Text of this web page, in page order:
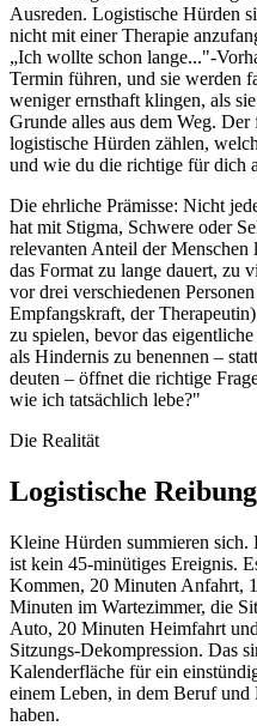
Ausreden. Logistische Hürden
nicht mit einer Therapie
„Ich wollte schon lange..."-
Termin führen, und sie werden
weniger ernsthaft klingen, als
Grunde alles aus dem Weg.
logistische Hürden zählen,
und wie du die richtige für dich
Die ehrliche Prämisse: Nicht
hat mit Stigma, Schwere oder
relevanten Anteil der
das Format zu lange dauert, zu
vor drei verschiedenen
Empfangskraft, der
zu spielen, bevor das
als Hindernis zu benennen –
deuten – öffnet die richtige
wie ich tatsächlich lebe?"
Die Realität
Logistische
Kleine Hürden summieren
ist kein 45-minütiges Ereignis.
Kommen, 20 Minuten Anfahrt,
Minuten im Wartezimmer, die
Auto, 20 Minuten Heimfahrt
Sitzungs-Dekompression. Das
Kalenderfläche für ein
einem Leben, in dem Beruf
haben.